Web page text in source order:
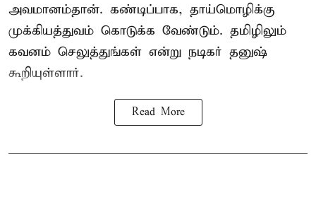
அவமானம்தான். கண்டிப்பாக, தாய்மொழிக்கு
முக்கியத்துவம் கொடுக்க வேண்டும். தமிழிலும்
கவனம் செலுத்துங்கள் என்று நடிகர் தனுஷ்
கூறியுள்ளார்.
Read More